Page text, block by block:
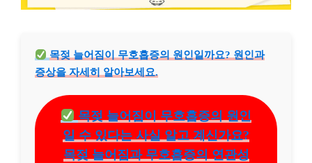
목젖 늘어짐이 무호흡증의 원인일까요? 원인과
증상을 자세히 알아보세요.
목젖 늘어짐이 무호흡증의 원인
일 수 있다는 사실 알고 계신가요?
목젖 늘어짐과 무호흡증의 연관성